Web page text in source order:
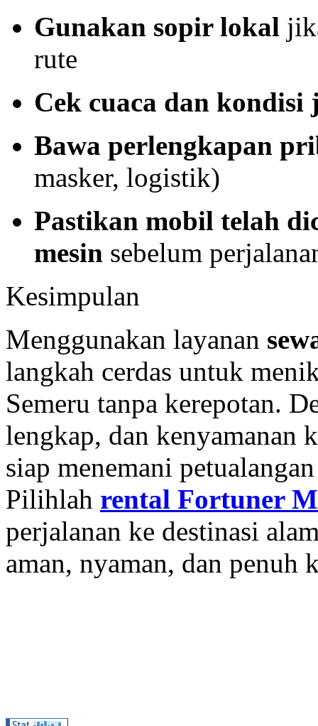
Gunakan sopir lokal
rute
Cek cuaca dan kondisi
Bawa perlengkapan
masker, logistik)
Pastikan mobil telah
mesin sebelum
Kesimpulan
Menggunakan layanan
langkah cerdas untuk
Semeru tanpa kerepotan.
lengkap, dan kenyamanan
siap menemani
Pilihlah rental Fortuner
perjalanan ke destinasi
aman, nyaman, dan penuh